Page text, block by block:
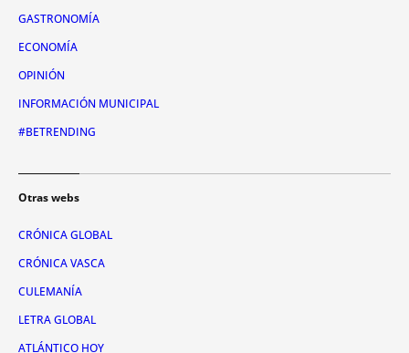
GASTRONOMÍA
ECONOMÍA
OPINIÓN
INFORMACIÓN MUNICIPAL
#BETRENDING
Otras webs
CRÓNICA GLOBAL
CRÓNICA VASCA
CULEMANÍA
LETRA GLOBAL
ATLÁNTICO HOY